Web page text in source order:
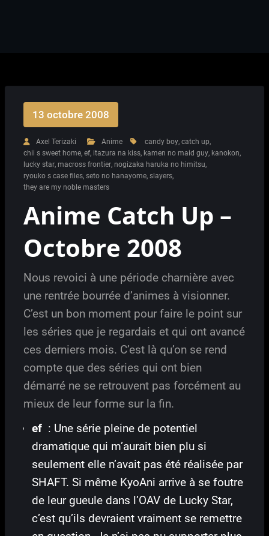
13 octobre 2008
Axel Terizaki Anime candy boy, catch up,
chii s sweet home, ef, itazura na kiss, kamen no maid guy, kanokon,
lucky star, macross frontier, nogizaka haruka no himitsu,
ryouko s case files, seto no hanayome, slayers,
they are my noble masters
Anime Catch Up –
Octobre 2008
Nous revoici à une période charnière avec
une rentrée bourrée d’animes à visionner.
C’est un bon moment pour faire le point sur
les séries que je regardais et qui ont avancé
ces derniers mois. C’est là qu’on se rend
compte que des séries qui ont bien
démarré ne se retrouvent pas forcément au
mieux de leur forme sur la fin.
ef : Une série pleine de potentiel
dramatique qui m’aurait bien plu si
seulement elle n’avait pas été réalisée par
SHAFT. Si même KyoAni arrive à se foutre
de leur gueule dans l’OAV de Lucky Star,
c’est qu’ils devraient vraiment se remettre